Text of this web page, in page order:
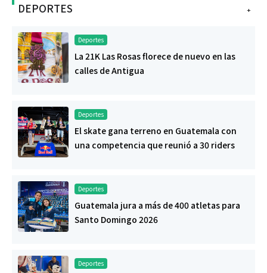
+
DEPORTES
Deportes
La 21K Las Rosas florece de nuevo en las
calles de Antigua
Deportes
El skate gana terreno en Guatemala con
una competencia que reunió a 30 riders
Deportes
Guatemala jura a más de 400 atletas para
Santo Domingo 2026
Deportes